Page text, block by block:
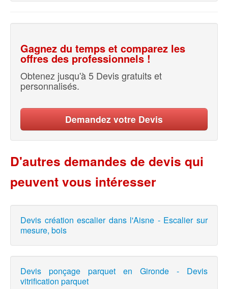
Gagnez du temps et comparez les
offres des professionnels !
Obtenez jusqu'à 5 Devis gratuits et
personnalisés.
Demandez votre Devis
D'autres demandes de devis qui
peuvent vous intéresser
Devis création escalier dans l'Aisne - Escalier sur
mesure, bois
Devis ponçage parquet en Gironde - Devis
vitrification parquet